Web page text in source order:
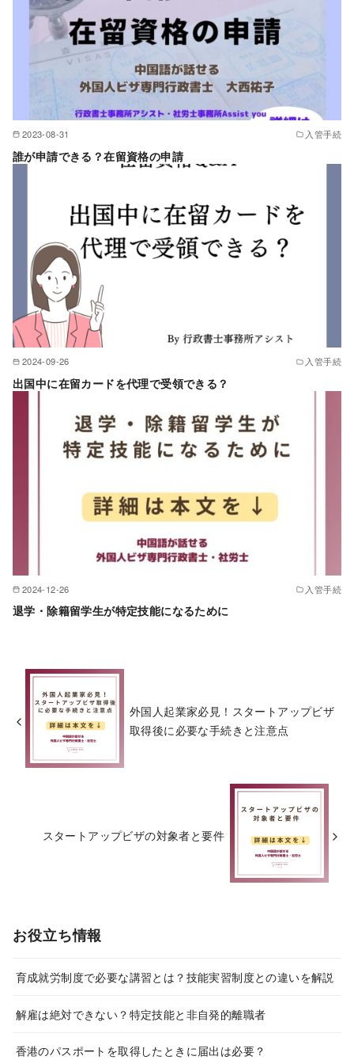
2023-08-31 入管手続
誰が申請できる？在留資格の申請
2024-09-26 入管手続
出国中に在留カードを代理で受領できる？
2024-12-26 入管手続
退学・除籍留学生が特定技能になるために
外国人起業家必見！スタートアップビザ
取得後に必要な手続きと注意点
スタートアップビザの対象者と要件
お役立ち情報
育成就労制度で必要な講習とは？技能実習制度との違いを解説
解雇は絶対できない？特定技能と非自発的離職者
香港のパスポートを取得したときに届出は必要？